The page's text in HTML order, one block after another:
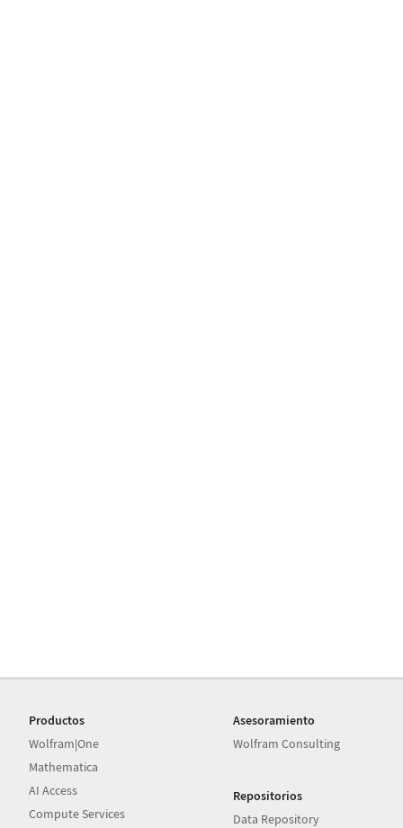
Productos
Wolfram|One
Mathematica
AI Access
Compute Services
Asesoramiento
Wolfram Consulting
Repositorios
Data Repository